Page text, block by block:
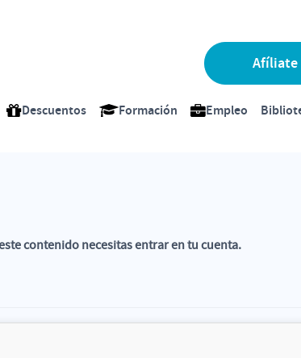
Afíliate
Descuentos Formación Empleo
contenido necesitas entrar en tu cuenta.